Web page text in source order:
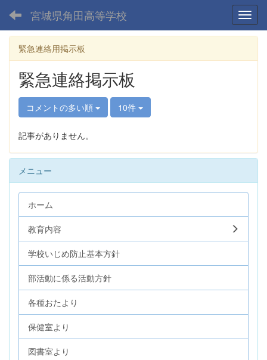
宮城県角田高等学校
緊急連絡用掲示板
緊急連絡掲示板
コメントの多い順 10件
記事がありません。
メニュー
ホーム
教育内容
学校いじめ防止基本方針
部活動に係る活動方針
各種おたより
保健室より
図書室より